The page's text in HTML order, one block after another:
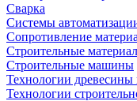
Сварка
Системы
Сопротивление
Строительные
Строительные машины
Технологии древесины
Технологии